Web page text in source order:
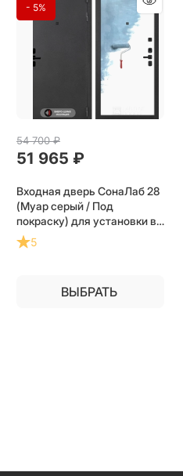
- 5%
54 700 ₽
51 965 ₽
Входная дверь СонаЛаб 28
(Муар серый / Под
покраску) для установки в
квартиру
5
ВЫБРАТЬ